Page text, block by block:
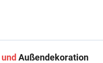
und Außendekoration